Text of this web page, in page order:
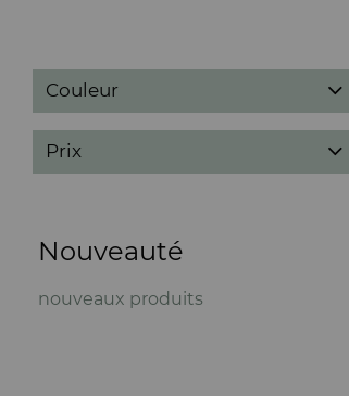
Couleur
Prix
Nouveauté
nouveaux produits